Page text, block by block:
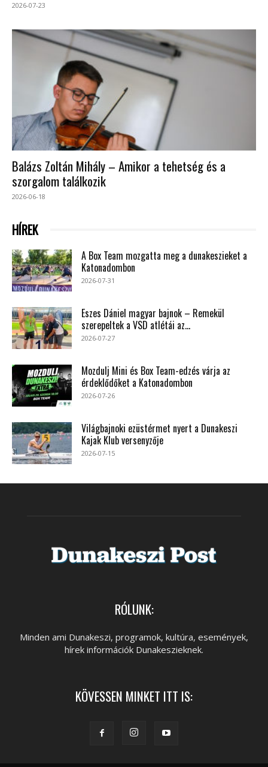
2026-07-23
Balázs Zoltán Mihály – Amikor a tehetség és a
szorgalom találkozik
2026-06-18
HÍREK
A Box Team mozgatta meg a dunakeszieket a
Katonadombon
2026-07-31
Eszes Dániel magyar bajnok – Remekül
szerepeltek a VSD atlétái az...
2026-07-27
Mozdulj Mini és Box Team-edzés várja az
érdeklődőket a Katonadombon
2026-07-26
Világbajnoki ezüstérmet nyert a Dunakeszi
Kajak Klub versenyzője
2026-07-15
RÓLUNK:
Minden ami Dunakeszi, programok, kultúra, események,
hírek információk Dunakeszieknek.
KÖVESSEN MINKET ITT IS: